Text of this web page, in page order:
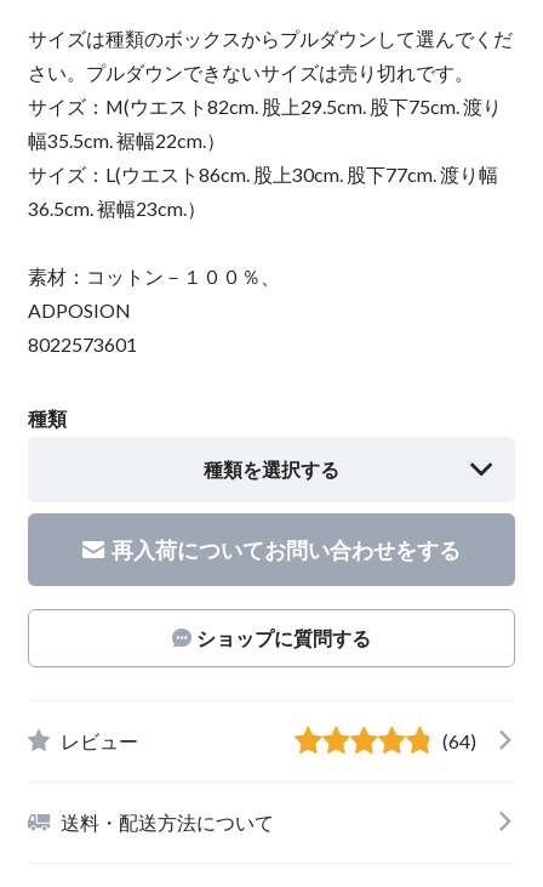
サイズは種類のボックスからプルダウンして選んでくだ
さい。プルダウンできないサイズは売り切れです。
サイズ：M(ウエスト82cm. 股上29.5cm. 股下75cm. 渡り
幅35.5cm. 裾幅22cm.）
サイズ：L(ウエスト86cm. 股上30cm. 股下77cm. 渡り幅
36.5cm. 裾幅23cm.）
素材：コットン－１００％、
ADPOSION
8022573601
種類
種類を選択する
再入荷についてお問い合わせをする
ショップに質問する
レビュー (64)
送料・配送方法について